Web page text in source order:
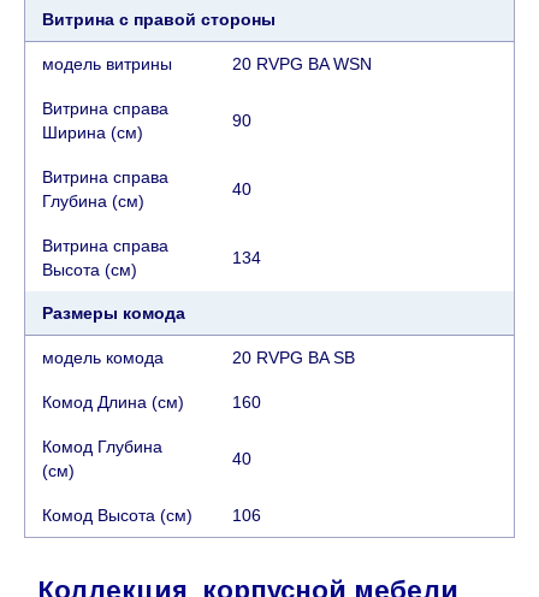
Витрина с правой стороны
модель витрины 20 RVPG BA WSN
Витрина справа
Ширина (см)
90
Витрина справа
Глубина (см)
40
Витрина справа
Высота (см)
134
Размеры комода
модель комода 20 RVPG BA SB
Комод Длина (см) 160
Комод Глубина
(см)
40
Комод Высота (см) 106
Коллекция корпусной мебели